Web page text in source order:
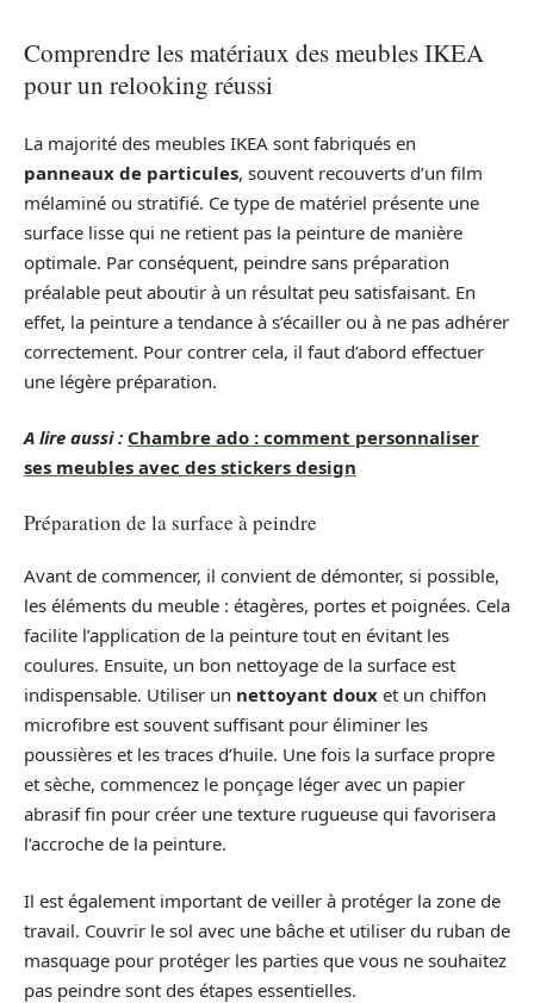
Comprendre les matériaux des meubles IKEA
pour un relooking réussi
La majorité des meubles IKEA sont fabriqués en
panneaux de particules, souvent recouverts d’un film
mélaminé ou stratifié. Ce type de matériel présente une
surface lisse qui ne retient pas la peinture de manière
optimale. Par conséquent, peindre sans préparation
préalable peut aboutir à un résultat peu satisfaisant. En
effet, la peinture a tendance à s’écailler ou à ne pas adhérer
correctement. Pour contrer cela, il faut d’abord effectuer
une légère préparation.
A lire aussi : Chambre ado : comment personnaliser
ses meubles avec des stickers design
Préparation de la surface à peindre
Avant de commencer, il convient de démonter, si possible,
les éléments du meuble : étagères, portes et poignées. Cela
facilite l’application de la peinture tout en évitant les
coulures. Ensuite, un bon nettoyage de la surface est
indispensable. Utiliser un nettoyant doux et un chiffon
microfibre est souvent suffisant pour éliminer les
poussières et les traces d’huile. Une fois la surface propre
et sèche, commencez le ponçage léger avec un papier
abrasif fin pour créer une texture rugueuse qui favorisera
l’accroche de la peinture.
Il est également important de veiller à protéger la zone de
travail. Couvrir le sol avec une bâche et utiliser du ruban de
masquage pour protéger les parties que vous ne souhaitez
pas peindre sont des étapes essentielles.